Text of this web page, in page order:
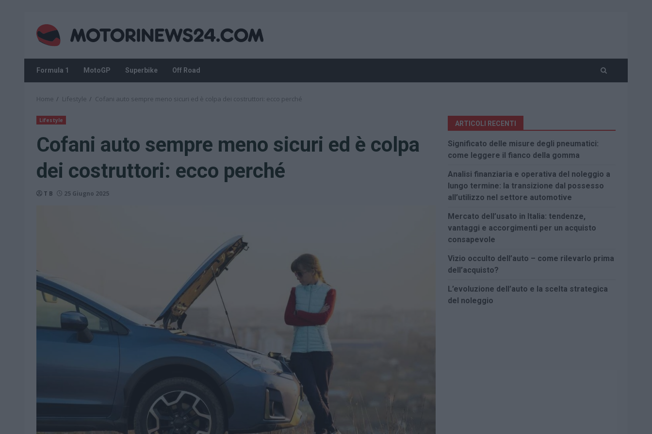
content
Formula 1 MotoGP Superbike Off Road
Home Lifestyle Cofani auto sempre meno sicuri ed è colpa dei costruttori: ecco perché
Lifestyle
Cofani auto sempre meno sicuri ed è colpa
dei costruttori: ecco perché
T B 25 Giugno 2025
ARTICOLI RECENTI
Significato delle misure degli pneumatici:
come leggere il fianco della gomma
Analisi finanziaria e operativa del noleggio a
lungo termine: la transizione dal possesso
all’utilizzo nel settore automotive
Mercato dell’usato in Italia: tendenze,
vantaggi e accorgimenti per un acquisto
consapevole
Vizio occulto dell’auto – come rilevarlo prima
dell’acquisto?
L’evoluzione dell’auto e la scelta strategica
del noleggio